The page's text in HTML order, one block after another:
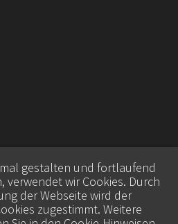
gestalten und fortlaufend
verwendet wir Cookies. Durch
der Webseite wird der
zugestimmt. Weitere